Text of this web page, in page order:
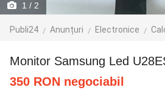
1 / 2
Publi24 Anunțuri Electronice
Monitor Samsung Led
350 RON negociabil